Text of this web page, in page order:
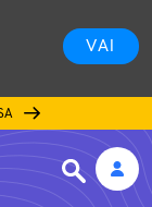
VAI